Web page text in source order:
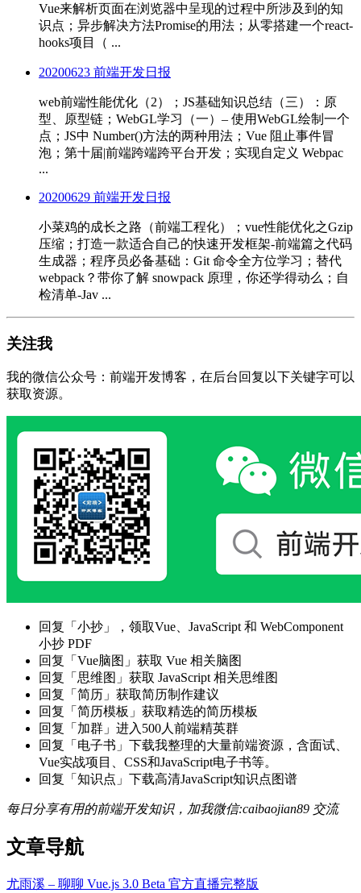
Vue来解析页面在浏览器中呈现的过程中所涉及到的知
识点；异步解决方法Promise的用法；从零搭建一个react-
hooks项目（ ...
20200623 前端开发日报
web前端性能优化（2）；JS基础知识总结（三）：原
型、原型链；WebGL学习（一）– 使用WebGL绘制一个
点；JS中 Number()方法的两种用法；Vue 阻止事件冒
泡；第十届|前端跨端跨平台开发；实现自定义 Webpac
...
20200629 前端开发日报
小菜鸡的成长之路（前端工程化）；vue性能优化之Gzip
压缩；打造一款适合自己的快速开发框架-前端篇之代码
生成器；程序员必备基础：Git 命令全方位学习；替代
webpack？带你了解 snowpack 原理，你还学得动么；自
检清单-Jav ...
关注我
我的微信公众号：前端开发博客，在后台回复以下关键字可以
获取资源。
回复「小抄」，领取Vue、JavaScript 和 WebComponent
小抄 PDF
回复「Vue脑图」获取 Vue 相关脑图
回复「思维图」获取 JavaScript 相关思维图
回复「简历」获取简历制作建议
回复「简历模板」获取精选的简历模板
回复「加群」进入500人前端精英群
回复「电子书」下载我整理的大量前端资源，含面试、
Vue实战项目、CSS和JavaScript电子书等。
回复「知识点」下载高清JavaScript知识点图谱
每日分享有用的前端开发知识，加我微信:caibaojian89 交流
文章导航
尤雨溪 – 聊聊 Vue.js 3.0 Beta 官方直播完整版